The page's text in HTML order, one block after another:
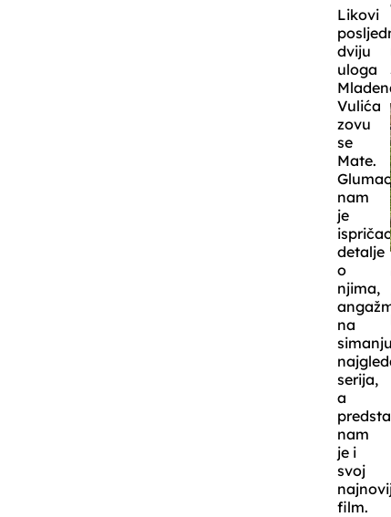
Likovi
dviju
uloga
Vulića
zovu
se
Mate.
nam
je
detalje
o
njima,
na
serija,
a
nam
je i
svoj
film.